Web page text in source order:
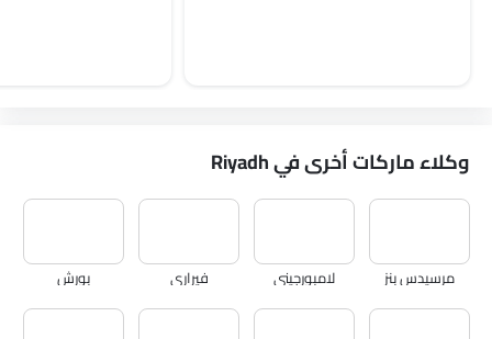
وكلاء ماركات أخرى في Riyadh
مرسيدس بنز لامبورجيني فيراري بورش